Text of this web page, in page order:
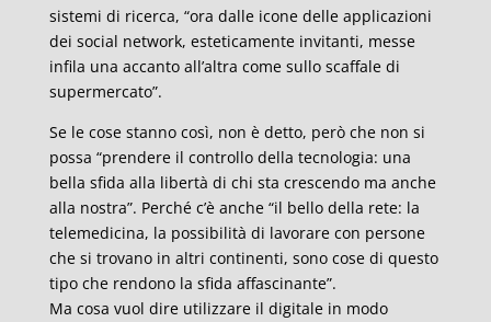
sistemi di ricerca, “ora dalle icone delle applicazioni
dei social network, esteticamente invitanti, messe
infila una accanto all’altra come sullo scaffale di
supermercato”.
Se le cose stanno così, non è detto, però che non si
possa “prendere il controllo della tecnologia: una
bella sfida alla libertà di chi sta crescendo ma anche
alla nostra”. Perché c’è anche “il bello della rete: la
telemedicina, la possibilità di lavorare con persone
che si trovano in altri continenti, sono cose di questo
tipo che rendono la sfida affascinante”.
Ma cosa vuol dire utilizzare il digitale in modo